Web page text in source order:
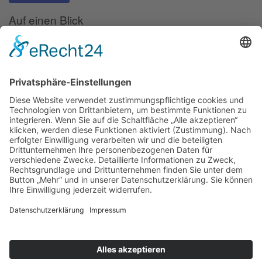
Auf einen Blick
Forschung
Musikalien-Leihmaterial
Publikationen
Links
Aktuelles
06.02.25
Neuer Telemann-Konferenzbericht erschienen
11.12.24
Prof. Dr. Wolfgang Hirschmann erhält den Georg-Philipp-
Telemann-Preis 2025
Telemann-Zentrum zu Gast in Brüssel
Veranstaltungen